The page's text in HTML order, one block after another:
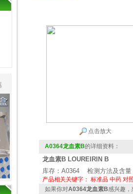
点击放大
A0364龙血素B的详细资料：
龙血素B LOUREIRIN B
库存：A0364 检测方法及含
产品相关关键字： 标准品 中药 对
如果你对A0364龙血素B感兴趣，